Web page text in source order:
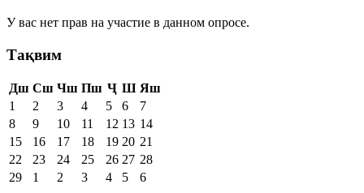
У вас нет прав на участие в данном опросе.
Тақвим
Дш Сш Чш Пш Ҷ Ш Яш
1
2 3 4 5 6
7
8
9 10 11 12 13 14
15
16 17 18 19 20 21
22
23 24 25 26 27 28
29
1 2 3 4 5 6